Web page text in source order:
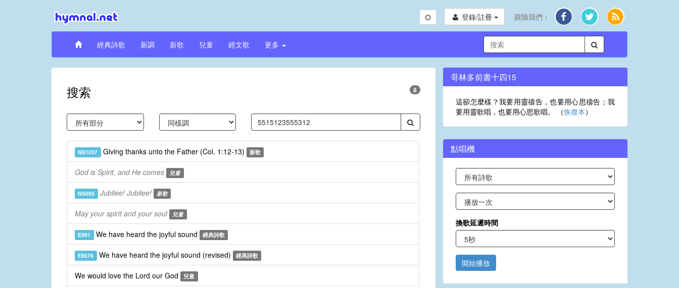
登錄/註冊 跟隨我們：
經典詩歌 新調 新歌 兒童 經文歌 更多
搜索 8
NS1037 Giving thanks unto the Father (Col. 1:12-13) 新歌
God is Spirit, and He comes 兒童
NS695 Jubilee! Jubilee! 新歌
May your spirit and your soul 兒童
E991 We have heard the joyful sound 經典詩歌
E8676 We have heard the joyful sound (revised) 經典詩歌
We would love the Lord our God 兒童
哥林多前書十四15
這卻怎麼樣？我要用靈禱告，也要用心思禱告；我
要用靈歌唱，也要用心思歌唱。 （恢復本）
點唱機
換歌延遲時間
開始播放